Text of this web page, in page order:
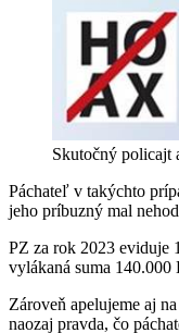
Skutočný policajt
Páchateľ v takýchto
jeho príbuzný mal
PZ za rok 2023 eviduje
vylákaná suma 140.000
Zároveň apelujeme aj
naozaj pravda, čo